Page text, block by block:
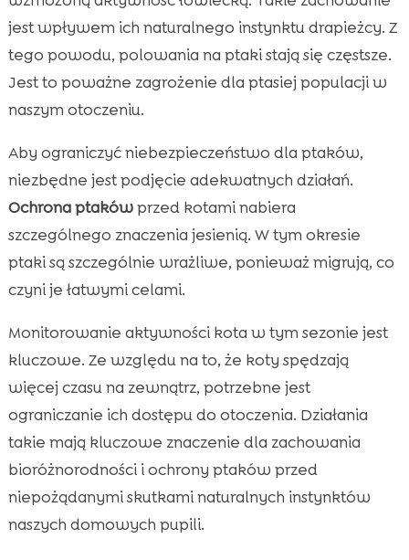
jest wpływem ich naturalnego instynktu drapieżcy. Z
tego powodu, polowania na ptaki stają się częstsze.
Jest to poważne zagrożenie dla ptasiej populacji w
naszym otoczeniu.
Aby ograniczyć niebezpieczeństwo dla ptaków,
niezbędne jest podjęcie adekwatnych działań.
Ochrona ptakówprzed kotami nabiera
szczególnego znaczenia jesienią. W tym okresie
ptaki są szczególnie wrażliwe, ponieważ migrują, co
czyni je łatwymi celami.
Monitorowanie aktywności kota w tym sezonie jest
kluczowe. Ze względu na to, że koty spędzają
więcej czasu na zewnątrz, potrzebne jest
ograniczanie ich dostępu do otoczenia. Działania
takie mają kluczowe znaczenie dla zachowania
bioróżnorodności i ochrony ptaków przed
niepożądanymi skutkami naturalnych instynktów
naszych domowych pupili.